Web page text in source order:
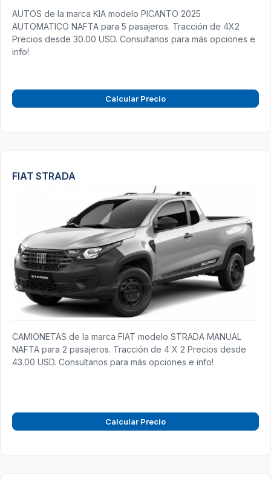
AUTOS de la marca KIA modelo PICANTO 2025
AUTOMATICO NAFTA para 5 pasajeros. Tracción de 4X2
Precios desde 30.00 USD. Consultanos para más opciones e
info!
Calcular Precio
FIAT STRADA
CAMIONETAS de la marca FIAT modelo STRADA MANUAL
NAFTA para 2 pasajeros. Tracción de 4 X 2 Precios desde
43.00 USD. Consultanos para más opciones e info!
Calcular Precio